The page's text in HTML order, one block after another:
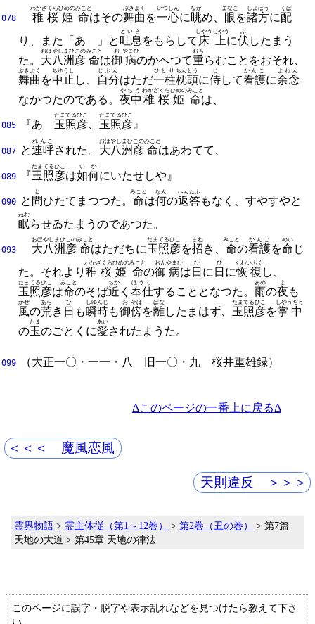
078 稚桜姫
わかざくらひめの
命
みこと
はその舞曲
ぶきよく
を一心
いつしん
に 眺
なが
め、 眼
まなこ
を諸方
しよはう
に配
くば
り、 また「あゝ」と 吐息
といき
をもらして 床上
しやうじやう
に伏
ふ
したまう
た。 大八洲彦
おほやしまひこの
命
みこと
は御
お
病
やまひ
のかへつて重
おも
らむことをおそれ、
舞曲
ぶきよく
を中止
ちゆうし
し、 自分
じぶん
はただ一柱
ひとり
枕頭
ちんとう
に侍
じ
して看護
かんご
に余念
よねん
なかつたのである。 夜中
やちう
稚桜姫
わかざくらひめの
命
みこと
は、
085 『あゝ 玉照彦
たまてるひこ
、 玉照彦
たまてるひこ
』
087 と連呼
れんこ
された。 大八洲彦
おほやしまひこの
命
みこと
はあわてて、
089 『玉照彦
たまてるひこ
は如何
いか
にいたせしや』
090 と 問
と
ひたてまつつた。命
みこと
は何
なん
の返答
へんたふ
もなく、すやすやと
眠
ねむ
らせゐたまうのであつた。
093 大八洲彦
おほやしまひこの
命
みこと
はただちに玉照彦
たまてるひこ
を招
まね
き、命
みこと
の看護
かんご
を命
めい
じ
た。 それより 稚桜姫
わかざくらひめの
命
みこと
の御
おん
病
やまひ
は 日
ひ
に 日
ひ
に恢復
くわいふく
し、
玉照彦
たまてるひこ
は命
みこと
のそば近
ちか
く 奉仕
ほうし
することとなつた。 雨
あめ
の夜
よ
も
風
かぜ
の荒
あら
き 日
ひ
も瞬時
しゆんじ
も御
お
傍
そば
を離
はな
したまはず、 玉照彦
たまてるひこ
を掌中
しやうちう
の玉
たま
のごとくに愛
あい
されたまうた。
099 （大正一〇・一一・八 旧一〇・九 桜井重雄録）
Δこのページの一番上に戻るΔ
＜＜＜ 魔風恋風
天則違反 ＞＞＞
霊界物語 > 霊主体従（第1～12巻） >第2巻（丑の巻）
> 第7篇
天地の大道 > 第45章 天地の律法
このページに誤字・脱字や表示乱れなどを見つけたら教えて下さ